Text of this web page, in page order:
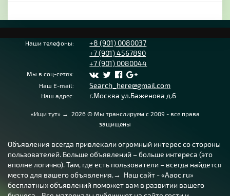
Наши телефоны:
+8 (901) 0080037
+7 (901) 4567890
+7 (901) 0080044
Мы в соц-сетях:
Наш E-mail:
Search_here@gmail.com
Наш адрес: г.Москва ул.Баженова д.6
«Ищи тут» → 2026© Мы транслируем с 2009 - все права
защищены
Объявления всегда привлекали огромный интерес со стороны
пользователей. Больше объявлений – больше интереса (это
вполне логично). Там, где есть пользователи – всегда найдется
место для вашего объявления.→ Наш сайт - «Aaoc.ru»
бесплатных объявлений поможет вам в развитии вашего